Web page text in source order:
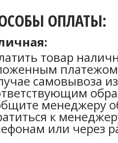
ОПЛАТЫ:
товар
самовывоза
менеджеру
к
или через